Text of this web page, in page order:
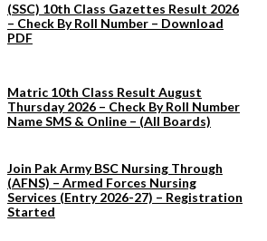
(SSC) 10th Class Gazettes Result 2026
– Check By Roll Number – Download
PDF
Matric 10th Class Result August
Thursday 2026 – Check By Roll Number
Name SMS & Online – (All Boards)
Join Pak Army BSC Nursing Through
(AFNS) – Armed Forces Nursing
Services (Entry 2026-27) – Registration
Started